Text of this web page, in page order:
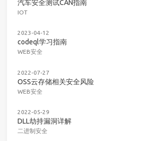
汽车安全测试CAN指南
IOT
2023-04-12
codeql学习指南
WEB安全
2022-07-27
OSS云存储相关安全风险
WEB安全
2022-05-29
DLL劫持漏洞详解
二进制安全